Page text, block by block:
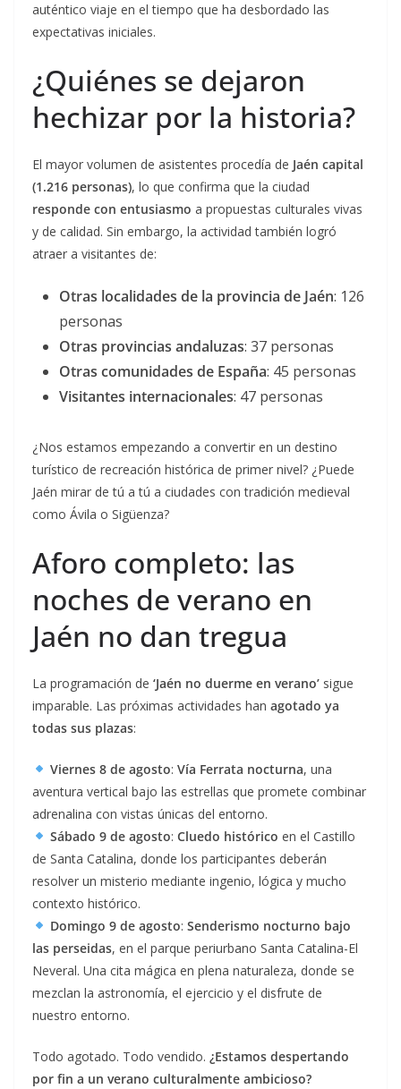
auténtico viaje en el tiempo que ha desbordado las
expectativas iniciales.
¿Quiénes se dejaron
hechizar por la historia?
El mayor volumen de asistentes procedía de Jaén capital
(1.216 personas), lo que confirma que la ciudad
responde con entusiasmo a propuestas culturales vivas
y de calidad. Sin embargo, la actividad también logró
atraer a visitantes de:
Otras localidades de la provincia de Jaén: 126
personas
Otras provincias andaluzas: 37 personas
Otras comunidades de España: 45 personas
Visitantes internacionales: 47 personas
¿Nos estamos empezando a convertir en un destino
turístico de recreación histórica de primer nivel? ¿Puede
Jaén mirar de tú a tú a ciudades con tradición medieval
como Ávila o Sigüenza?
Aforo completo: las
noches de verano en
Jaén no dan tregua
La programación de ‘Jaén no duerme en verano’ sigue
imparable. Las próximas actividades han agotado ya
todas sus plazas:
Viernes 8 de agosto: Vía Ferrata nocturna, una
aventura vertical bajo las estrellas que promete combinar
adrenalina con vistas únicas del entorno.
Sábado 9 de agosto: Cluedo histórico en el Castillo
de Santa Catalina, donde los participantes deberán
resolver un misterio mediante ingenio, lógica y mucho
contexto histórico.
Domingo 9 de agosto: Senderismo nocturno bajo
las perseidas, en el parque periurbano Santa Catalina-El
Neveral. Una cita mágica en plena naturaleza, donde se
mezclan la astronomía, el ejercicio y el disfrute de
nuestro entorno.
Todo agotado. Todo vendido. ¿Estamos despertando
por fin a un verano culturalmente ambicioso?